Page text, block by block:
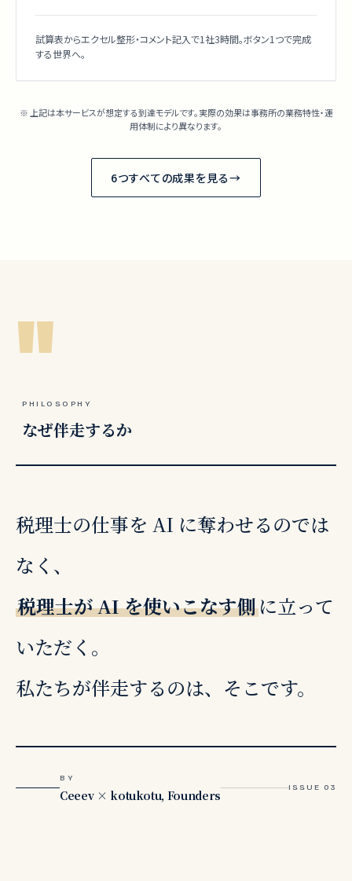
試算表からエクセル整形・コメント記入で1社3時間。ボタン1つで完成
する世界へ。
※ 上記は本サービスが想定する到達モデルです。実際の効果は事務所の業務特性・運
用体制により異なります。
6つすべての成果を見る→
"
PHILOSOPHY
なぜ伴走するか
税理士の仕事を AI に奪わせるのでは
なく、
税理士が AI を使いこなす側に立って
いただく。
私たちが伴走するのは、そこです。
BY
Ceeev × kotukotu, Founders ISSUE 03